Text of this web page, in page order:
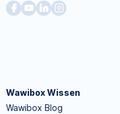
Wawibox Wissen
Wawibox Blog